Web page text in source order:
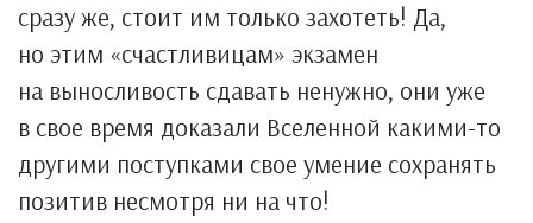
сразу же, стоит им только захотеть! Да,
но этим «счастливицам» экзамен
на выносливость сдавать ненужно, они уже
в свое время доказали Вселенной какими-то
другими поступками свое умение сохранять
позитив несмотря ни на что!